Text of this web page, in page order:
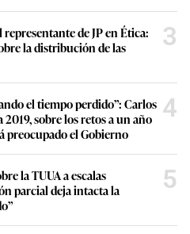
de JP en Ética:
la distribución de las
3
el tiempo perdido”: Carlos
sobre los retos a un año
preocupado el Gobierno
4
la TUUA a escalas
parcial deja intacta la
5